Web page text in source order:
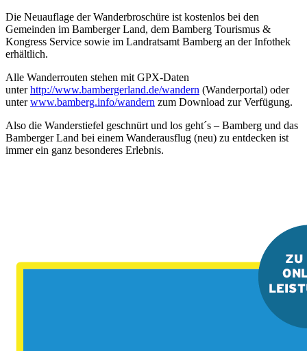
Die Neuauflage der Wanderbroschüre ist kostenlos bei den
Gemeinden im Bamberger Land, dem Bamberg Tourismus &
Kongress Service sowie im Landratsamt Bamberg an der Infothek
erhältlich.
Alle Wanderrouten stehen mit GPX-Daten
unterhttp://www.bambergerland.de/wandern (Wanderportal) oder
unterwww.bamberg.info/wandern zum Download zur Verfügung.
Also die Wanderstiefel geschnürt und los geht´s – Bamberg und das
Bamberger Land bei einem Wanderausflug (neu) zu entdecken ist
immer ein ganz besonderes Erlebnis.